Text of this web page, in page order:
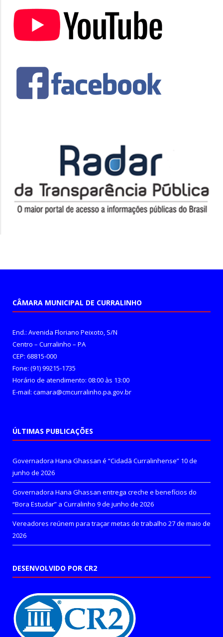
CÂMARA MUNICIPAL DE CURRALINHO
End.: Avenida Floriano Peixoto, S/N
Centro – Curralinho – PA
CEP: 68815-000
Fone: (91) 99215-1735
Horário de atendimento: 08:00 às 13:00
E-mail: camara@cmcurralinho.pa.gov.br
ÚLTIMAS PUBLICAÇÕES
Governadora Hana Ghassan é “Cidadã Curralinhense” 10 de
junho de 2026
Governadora Hana Ghassan entrega creche e benefícios do
“Bora Estudar” a Curralinho 9 de junho de 2026
Vereadores reúnem para traçar metas de trabalho 27 de maio de
2026
DESENVOLVIDO POR CR2